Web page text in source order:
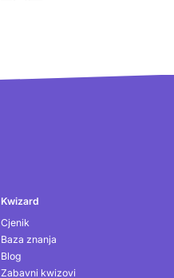
Kwizard
Cjenik
Baza znanja
Blog
Zabavni kwizovi